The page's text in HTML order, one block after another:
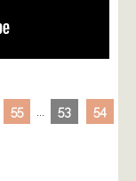
55 53 54